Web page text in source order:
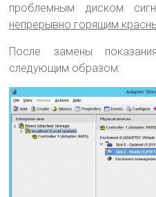
проблемным диском
непрерывно горящим
После замены
следующим образом: